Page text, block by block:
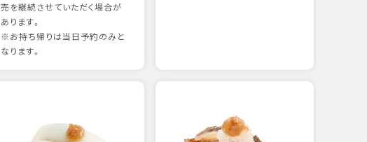
売を継続させていただく場合が
あります。
※お持ち帰りは当日予約のみと
なります。